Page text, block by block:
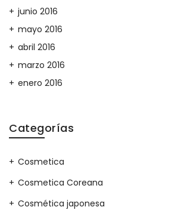
junio 2016
mayo 2016
abril 2016
marzo 2016
enero 2016
Categorías
Cosmetica
Cosmetica Coreana
Cosmética japonesa